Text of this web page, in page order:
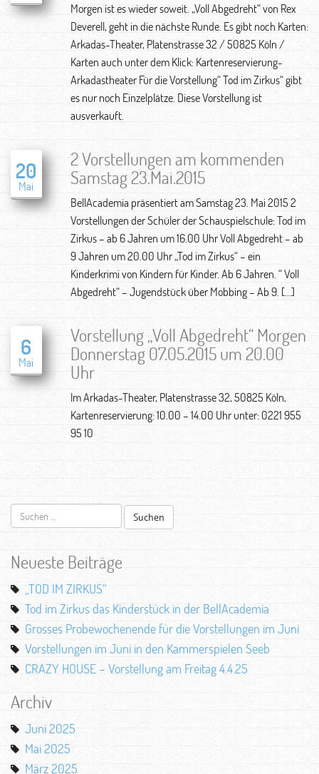
Morgen ist es wieder soweit. „Voll Abgedreht“ von Rex
Deverell, geht in die nächste Runde. Es gibt noch Karten:
Arkadas-Theater, Platenstrasse 32 / 50825 Köln /
Karten auch unter dem Klick: Kartenreservierung-
Arkadastheater Für die Vorstellung“ Tod im Zirkus“ gibt
es nur noch Einzelplätze. Diese Vorstellung ist
ausverkauft.
20
Mai
2 Vorstellungen am kommenden
Samstag 23.Mai.2015
BellAcademia präsentiert am Samstag 23. Mai 2015 2
Vorstellungen der Schüler der Schauspielschule: Tod im
Zirkus – ab 6 Jahren um 16.00 Uhr Voll Abgedreht – ab
9 Jahren um 20.00 Uhr „Tod im Zirkus“ – ein
Kinderkrimi von Kindern für Kinder. Ab 6 Jahren. “ Voll
Abgedreht“ – Jugendstück über Mobbing – Ab 9. […]
6
Mai
Vorstellung „Voll Abgedreht“ Morgen
Donnerstag 07.05.2015 um 20.00
Uhr
Im Arkadas-Theater, Platenstrasse 32, 50825 Köln,
Kartenreservierung: 10.00 – 14.00 Uhr unter: 0221 955
95 10
Suchen
nach:
Neueste Beiträge
„TOD IM ZIRKUS“
Tod im Zirkus das Kinderstück in der BellAcademia
Grosses Probewochenende für die Vorstellungen im Juni
Vorstellungen im Juni in den Kammerspielen Seeb
CRAZY HOUSE – Vorstellung am Freitag 4.4.25
Archiv
Juni 2025
Mai 2025
März 2025